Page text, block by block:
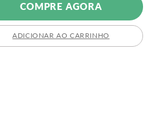
COMPRE AGORA
ADICIONAR AO CARRINHO